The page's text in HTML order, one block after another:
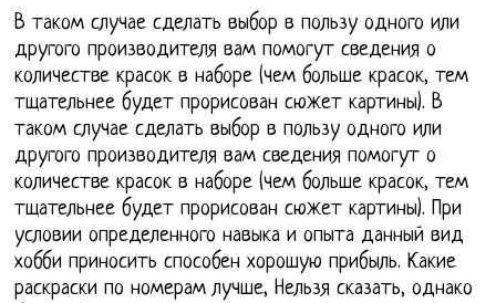
В таком случае сделать выбор в пользу одного или
другого производителя вам помогут сведения о
количестве красок в наборе (чем больше красок, тем
тщательнее будет прорисован сюжет картины). В
таком случае сделать выбор в пользу одного или
другого производителя вам сведения помогут о
количестве красок в наборе (чем больше красок, тем
тщательнее будет прорисован сюжет картины). При
условии определенного навыка и опыта данный вид
хобби приносить способен хорошую прибыль. Какие
раскраски по номерам лучше, Нельзя сказать, однако